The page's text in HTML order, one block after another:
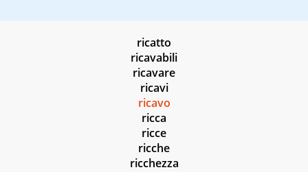
ricatto
ricavabili
ricavare
ricavi
ricavo
ricca
ricce
ricche
ricchezza